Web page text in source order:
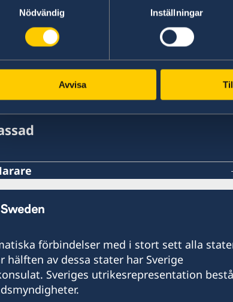
Nödvändig
Inställningar
Avvisa
företag
förbindelser med i stort sett alla
hälften av dessa stater har Sverige
Sveriges utrikesrepresentation